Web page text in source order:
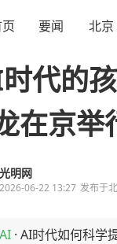
要闻 北京
代的
在京举
光明网
2026-06-22 13:27 发布于
· AI时代如何科学